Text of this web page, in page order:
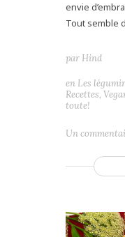
envie
Tout semble
par Hind
en Les
Recettes,
toute!
Un